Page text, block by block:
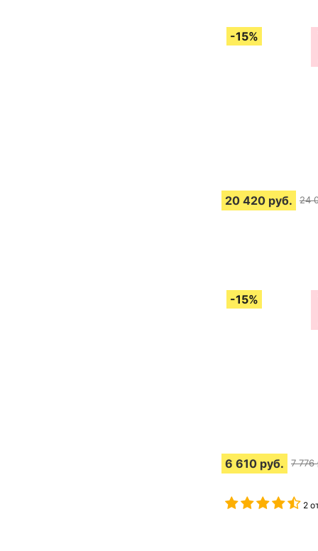
20 420 руб. 24
6 610 руб. 7 776
2